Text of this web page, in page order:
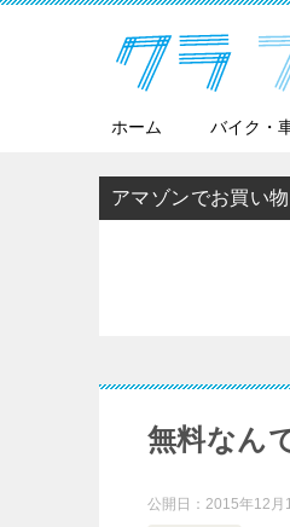
ホーム バイク・
アマゾンでお買い物
無料なん
公開日： 2015年12月